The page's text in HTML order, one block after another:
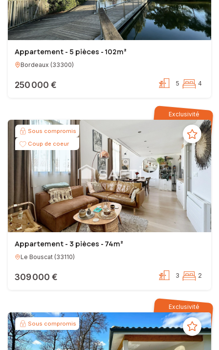
Appartement - 5 pièces - 102m²
Bordeaux (33300)
250 000 € 5 4
Exclusivité
Sous compromis
Coup de coeur
Appartement - 3 pièces - 74m²
Le Bouscat (33110)
309 000 € 3 2
Exclusivité
Sous compromis